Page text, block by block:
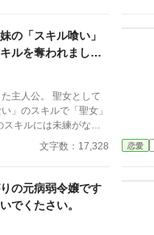
の「スキル喰い」
ルを奪われまし
保護するようで
聖女として
」のスキルで「聖女」
「村に聖女がいる」と
に聖女を迎えにきた。
絶対に奪われたくなか
文字数：17,328 恋愛
の元病弱令嬢です
でくたさい。